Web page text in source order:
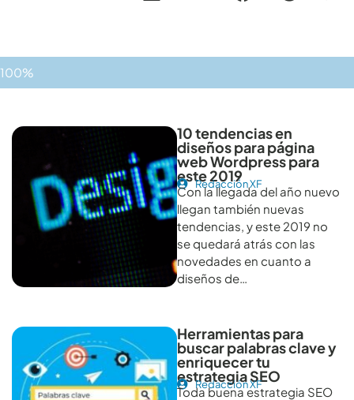
100%
Otros artículos recomendables para revisar
10 tendencias en
diseños para página
web Wordpress para
este 2019
Redacción XF
Con la llegada del año nuevo
llegan también nuevas
tendencias, y este 2019 no
se quedará atrás con las
novedades en cuanto a
diseños de…
Herramientas para
buscar palabras clave y
enriquecer tu
estrategia SEO
Redacción XF
Toda buena estrategia SEO